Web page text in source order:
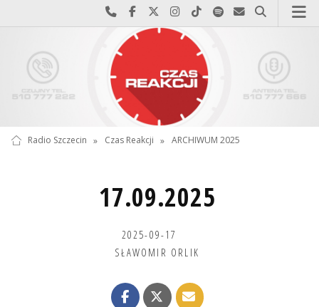
Najlepiej po prostu do nas zadzwoń
Odwiedź nas na Facebook-u
Odwiedź nas na X
Odwiedź nas na Instagram-ie
Odwiedź nas na TikTok-u
Szukaj nas na Spotify
Wyślij do nas
Szukaj
Radio Szczecin » Czas Reakcji » ARCHIWUM 2025
17.09.2025
2025-09-17
SŁAWOMIR ORLIK